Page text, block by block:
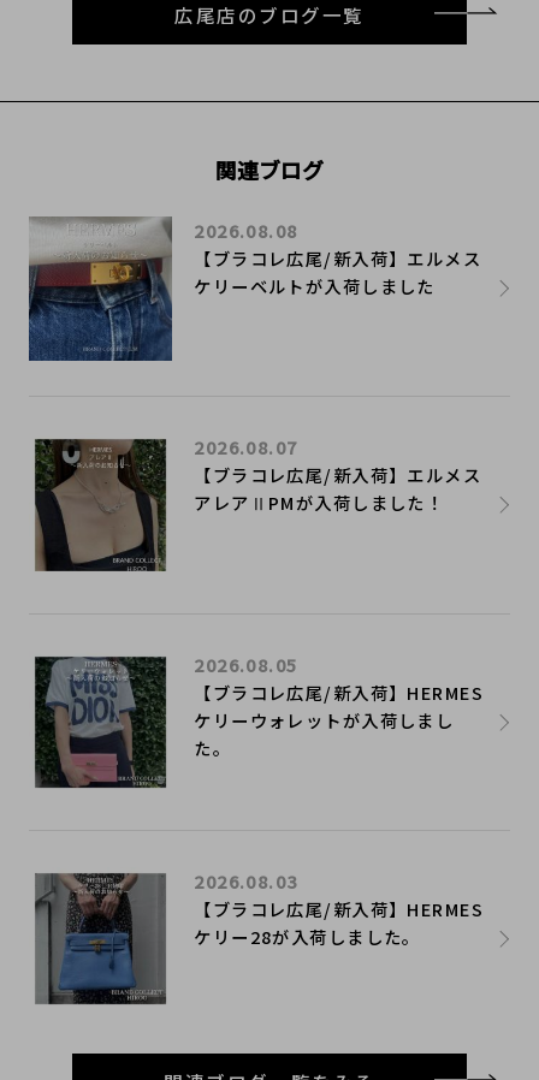
広尾店のブログ一覧
関連ブログ
【ブラコレ広尾/新入荷】エルメス
ケリーベルトが入荷しました
2026.08.08
【ブラコレ広尾/新入荷】エルメス
アレアⅡPMが入荷しました！
2026.08.07
【ブラコレ広尾/新入荷】HERMES
ケリーウォレットが入荷しまし
た。
2026.08.05
【ブラコレ広尾/新入荷】HERMES
ケリー28が入荷しました。
2026.08.03